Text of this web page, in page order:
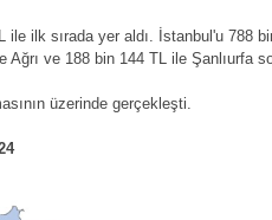
ile ilk sırada yer aldı. İstanbul'u
ve 188 bin 144 TL ile Şanlıurfa
üzerinde gerçekleşti.